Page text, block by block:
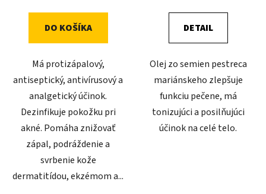
DO KOŠÍKA
Má protizápalový,
antiseptický, antivírusový a
analgetický účinok.
Dezinfikuje pokožku pri
akné. Pomáha znižovať
zápal, podráždenie a
svrbenie kože
dermatitídou, ekzémom a...
DETAIL
Olej zo semien pestreca
mariánskeho zlepšuje
funkciu pečene, má
tonizujúci a posilňujúci
účinok na celé telo.